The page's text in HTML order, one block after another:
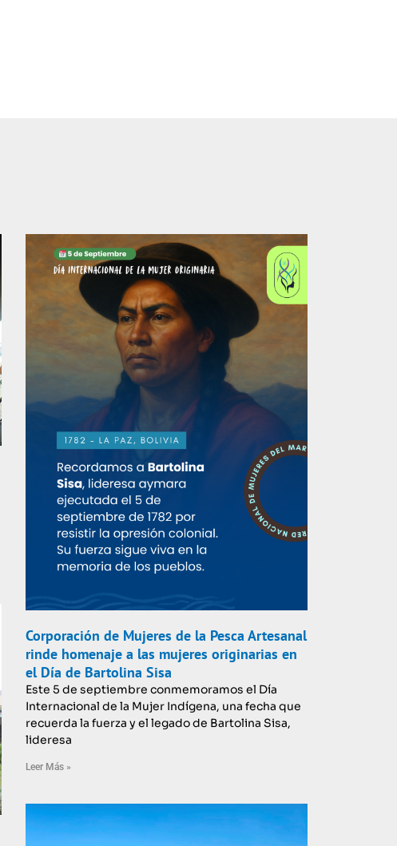
Corporación de Mujeres de la Pesca Artesanal
rinde homenaje a las mujeres originarias en
el Día de Bartolina Sisa
Este 5 de septiembre conmemoramos el Día
Internacional de la Mujer Indígena, una fecha que
recuerda la fuerza y el legado de Bartolina Sisa,
lideresa
Leer Más »